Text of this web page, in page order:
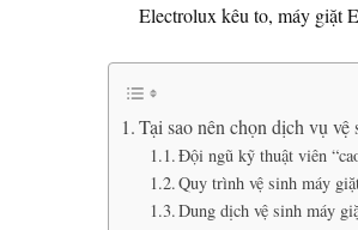
Electrolux kêu to, máy giặt
Tại sao nên chọn dịch vụ
Đội ngũ kỹ thuật viên
Quy trình vệ sinh máy
Dung dịch vệ sinh máy